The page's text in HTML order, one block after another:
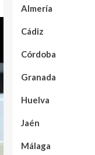
Almería
Cádiz
Córdoba
Granada
Huelva
Jaén
Málaga